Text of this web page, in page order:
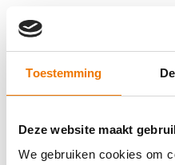
Toestemming
Deze website maakt
We gebruiken cookies om